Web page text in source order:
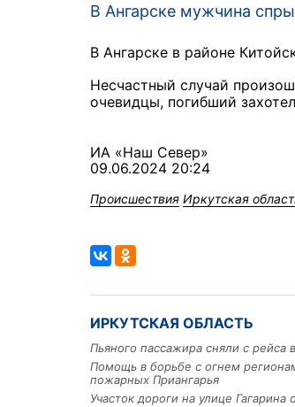
В Ангарске мужчина
В Ангарске в районе
Несчастный случай
очевидцы, погибший
ИА «Наш Север»
09.06.2024 20:24
Происшествия Иркутская
ИРКУТСКАЯ ОБЛАСТЬ
Пьяного пассажира сняли с рейса
Помощь в борьбе с огнем
пожарных Приангарья
Участок дороги на улице Гагарина